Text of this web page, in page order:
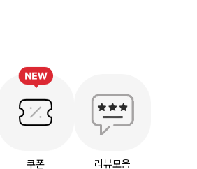
쿠폰 리뷰모음